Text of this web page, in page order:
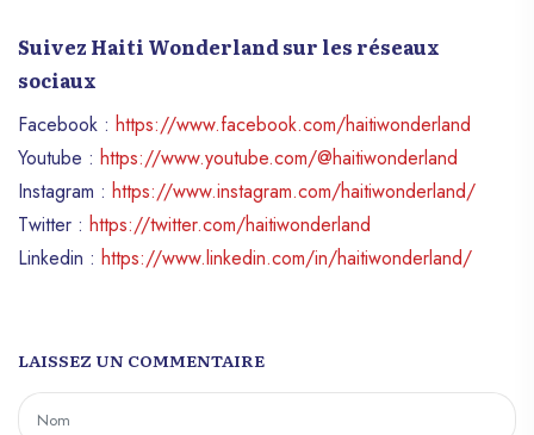
Suivez Haiti Wonderland sur les réseaux
sociaux
Facebook : https://www.facebook.com/haitiwonderland
Youtube : https://www.youtube.com/@haitiwonderland
Instagram : https://www.instagram.com/haitiwonderland/
Twitter : https://twitter.com/haitiwonderland
Linkedin : https://www.linkedin.com/in/haitiwonderland/
LAISSEZ UN COMMENTAIRE